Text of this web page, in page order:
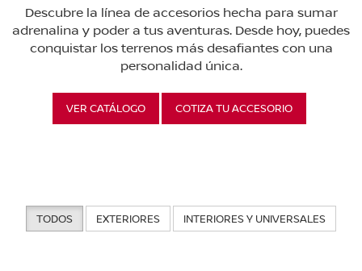
Descubre la línea de accesorios hecha para sumar
adrenalina y poder a tus aventuras. Desde hoy, puedes
conquistar los terrenos más desafiantes con una
personalidad única.
VER CATÁLOGO COTIZA TU ACCESORIO
TODOS EXTERIORES INTERIORES Y UNIVERSALES